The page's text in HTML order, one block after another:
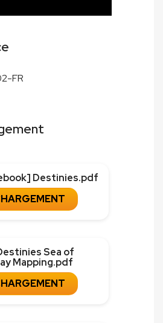
FR
Destinies.pdf
Sea of
Mapping.pdf